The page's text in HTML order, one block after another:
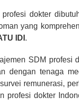
dokter
yang
IDI .
SDM profesi
dengan tenaga
remunerasi,
profesi dokter